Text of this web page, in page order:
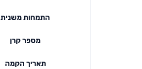
התמחות משנית
מספר קרן
תאריך הקמה